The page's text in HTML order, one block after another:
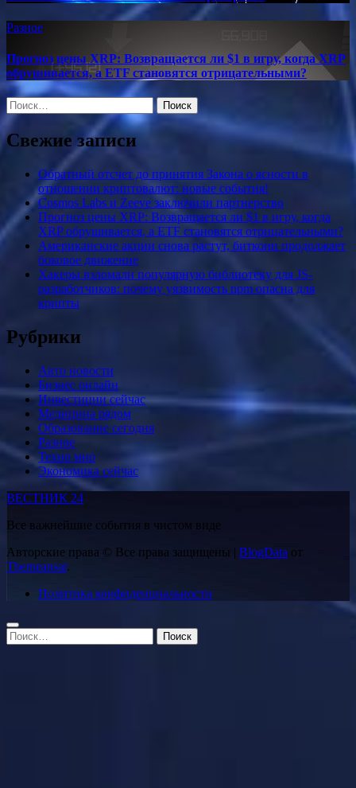
Разное
Прогноз цены XRP: Возвращается ли $1 в игру, когда XRP
обрушивается, а ETF становятся отрицательными?
Найти:
Свежие записи
Обратный отсчет до принятия Закона о ясности в
отношении криптовалют: новые события!
Cosmos Labs и Zeeve заключили партнерство
Прогноз цены XRP: Возвращается ли $1 в игру, когда
XRP обрушивается, а ETF становятся отрицательными?
Американские акции снова растут, биткоин продолжает
боковое движение
Хакеры взломали популярную библиотеку для JS-
разработчиков: почему уязвимость npm опасна для
крипты
Рубрики
Авто новости
Бизнес онлайн
Инвестиции сейчас
Медицина рядом
Образование сегодня
Разное
Техно мир
Экономика сейчас
ВЕСТНИК 24
Все важнейшие события в чистом виде
Авторские права © Все права защищены | BlogData от
Themeansar.
Политика конфиденциальности
Найти: